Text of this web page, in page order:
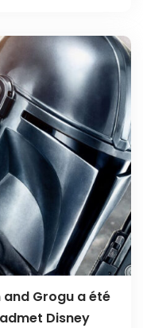
and Grogu a été
Disney